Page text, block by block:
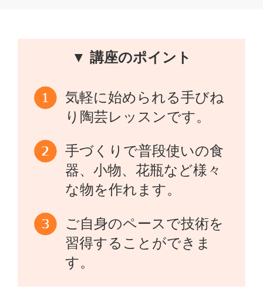
▼ 講座のポイント
気軽に始められる手びね
り陶芸レッスンです。
手づくりで普段使いの食
器、小物、花瓶など様々
な物を作れます。
ご自身のペースで技術を
習得することができま
す。